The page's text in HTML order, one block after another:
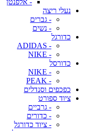
- אלפנטן
נעלי ריצה
- גברים
- נשים
כדורגל
- ADIDAS
- NIKE
כדורסל
- NIKE
- PEAK
כפכפים וסנדלים
ציוד ספורט
- גרביים
- כדורים
- ציוד כדורגל